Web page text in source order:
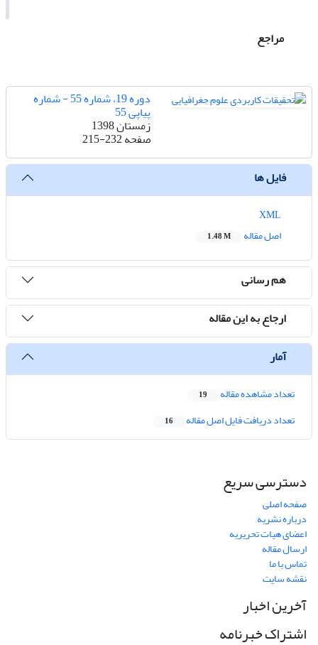
مراجع
دوره 19، شماره 55 - شماره
پیاپی 55
زمستان 1398
صفحه215-232
فایل ها
اصل مقاله
1.48 M
هم رسانی
ارجاع به این مقاله
آمار
تعداد مشاهده مقاله 19
تعداد دریافت فایل اصل مقاله 16
دسترسی سریع
صفحه اصلی
درباره نشریه
اعضای هیات تحریریه
ارسال مقاله
تماس با ما
نقشه سایت
آخرین اخبار
اشتراک خبرنامه